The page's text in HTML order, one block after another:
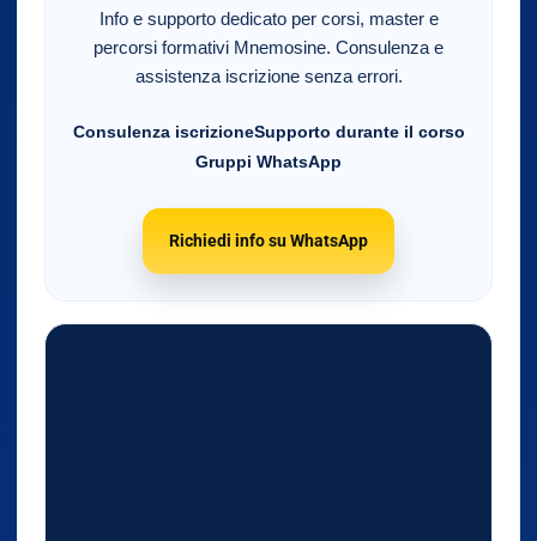
Info e supporto dedicato per corsi, master e
percorsi formativi Mnemosine. Consulenza e
assistenza iscrizione senza errori.
Consulenza iscrizioneSupporto durante il corso
Gruppi WhatsApp
Richiedi info su WhatsApp